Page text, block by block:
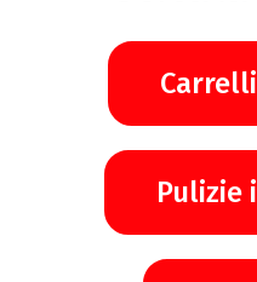
Pulizie